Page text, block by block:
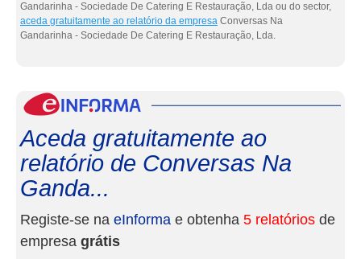
Gandarinha - Sociedade De Catering E Restauração, Lda ou do sector,
aceda gratuitamente ao relatório da empresa Conversas Na
Gandarinha - Sociedade De Catering E Restauração, Lda.
Aceda gratuitamente ao
relatório de Conversas Na
Ganda...
Registe-se na eInforma e obtenha 5 relatórios de
empresa grátis